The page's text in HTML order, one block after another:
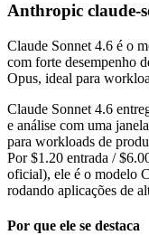
Anthropic claude-
Claude Sonnet 4.6 é o
com forte desempenho
Opus, ideal para
Claude Sonnet 4.6
e análise com uma
para workloads de
Por $1.20 entrada /
oficial), ele é o modelo
rodando aplicações de
Por que ele se destaca